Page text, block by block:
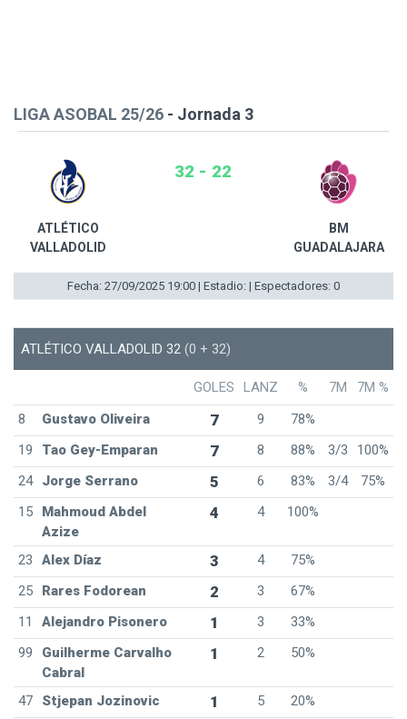
LIGA ASOBAL 25/26 - Jornada 3
ATLÉTICO
VALLADOLID
32 - 22
BM
GUADALAJARA
Fecha: 27/09/2025 19:00 | Estadio: | Espectadores: 0
ATLÉTICO VALLADOLID 32 (0 + 32)
GOLES LANZ % 7M
7M %
8
Gustavo Oliveira 7 9
78%
19
Tao Gey-Emparan 7 8 88% 3/3
100%
24
Jorge Serrano 5 6 83% 3/4
75%
15
Mahmoud Abdel
Azize
4 4 100%
23 Alex Díaz 3 4
75%
25
Rares Fodorean 2 3
67%
11
Alejandro Pisonero 1 3
33%
99
Guilherme Carvalho
Cabral
1 2 50%
47 Stjepan Jozinovic 1 5
20%